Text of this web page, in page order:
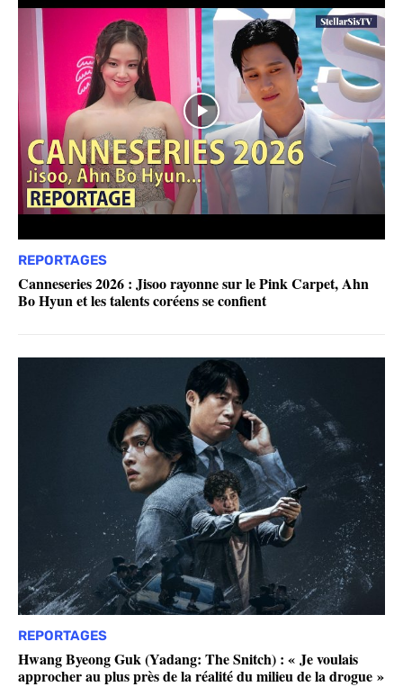
REPORTAGES
Canneseries 2026 : Jisoo rayonne sur le Pink Carpet, Ahn
Bo Hyun et les talents coréens se confient
REPORTAGES
Hwang Byeong Guk (Yadang: The Snitch) : « Je voulais
approcher au plus près de la réalité du milieu de la drogue »